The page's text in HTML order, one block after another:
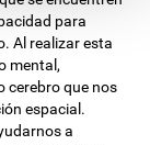
para
Al realizar esta
mental,
cerebro que nos
espacial.
a